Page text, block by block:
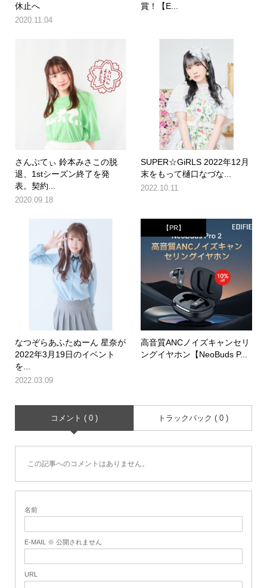
休止へ
2020.11.04
賞！【E...
さんぷてぃ 鈴本みさこの脱
退、1stシーズン終了を発
表。契約...
2020.09.18
SUPER☆GiRLS 2022年12月
末をもって樋口なづな...
2022.10.11
なつぞらあふたぬーん 星奈が
2022年3月19日のイベント
を...
2022.03.09
【PR】
高音質ANCノイズキャンセリ
ングイヤホン【NeoBuds P...
コメント ( 0 ) トラックバック ( 0 )
この記事へのコメントはありません。
名前
E-MAIL ※ 公開されません
URL